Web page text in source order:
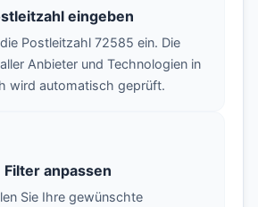
eingeben
Postleitzahl 72585 ein. Die
Anbieter und Technologien in
wird automatisch geprüft.
Filter anpassen
Sie Ihre gewünschte